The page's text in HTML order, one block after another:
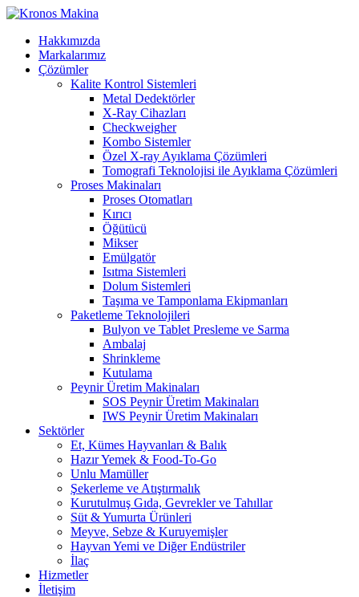
Hakkımızda
Markalarımız
Çözümler
Kalite Kontrol Sistemleri
Metal Dedektörler
X-Ray Cihazları
Checkweigher
Kombo Sistemler
Özel X-ray Ayıklama Çözümleri
Tomografi Teknolojisi ile Ayıklama Çözümleri
Proses Makinaları
Proses Otomatları
Kırıcı
Öğütücü
Mikser
Emülgatör
Isıtma Sistemleri
Dolum Sistemleri
Taşıma ve Tamponlama Ekipmanları
Paketleme Teknolojileri
Bulyon ve Tablet Presleme ve Sarma
Ambalaj
Shrinkleme
Kutulama
Peynir Üretim Makinaları
SOS Peynir Üretim Makinaları
IWS Peynir Üretim Makinaları
Sektörler
Et, Kümes Hayvanları & Balık
Hazır Yemek & Food-To-Go
Unlu Mamüller
Şekerleme ve Atıştırmalık
Kurutulmuş Gıda, Gevrekler ve Tahıllar
Süt & Yumurta Ürünleri
Meyve, Sebze & Kuruyemişler
Hayvan Yemi ve Diğer Endüstriler
İlaç
Hizmetler
İletişim